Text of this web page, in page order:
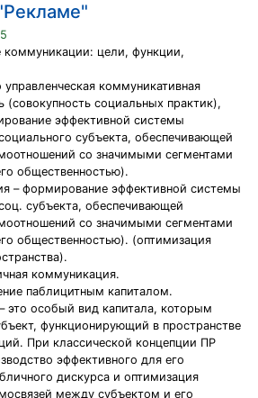
коммуникации: цели, функции,
коммуникативная
(совокупность социальных практик),
эффективной системы
субъекта, обеспечивающей
со значимыми сегментами
общественностью).
– формирование эффективной системы
субъекта, обеспечивающей
со значимыми сегментами
общественностью). (оптимизация
коммуникация.
паблицитным капиталом.
это особый вид капитала, которым
функционирующий в пространстве
При классической концепции ПР
эффективного для его
дискурса и оптимизация
между субъектом и его